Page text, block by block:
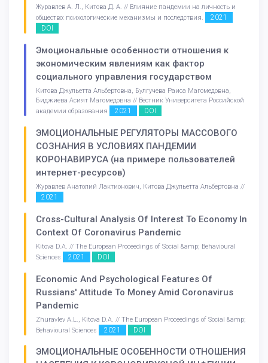
Журавлев А. Л., Китова Д. А. // Влияние пандемии на личность и
общество: психологические механизмы и последствия.
2021
DOI
Эмоциональные особенности отношения к
экономическим явлениям как фактор
социального управления государством
Китова Джульетта Альбертовна, Булгучева Раиса Магомедовна,
Биджиева Асият Магомедовна // Вестник Университета Российской
академии образования
2021 DOI
ЭМОЦИОНАЛЬНЫЕ РЕГУЛЯТОРЫ МАССОВОГО
СОЗНАНИЯ В УСЛОВИЯХ ПАНДЕМИИ
КОРОНАВИРУСА (на примере пользователей
интернет-ресурсов)
Журавлев Анатолий Лактионович, Китова Джульетта Альбертовна //
2021
Cross-Cultural Analysis Of Interest To Economy In
Context Of Coronavirus Pandemic
Kitova D.A. // The European Proceedings of Social &amp; Behavioural
Sciences
2021 DOI
Economic And Psychological Features Of
Russians' Attitude To Money Amid Coronavirus
Pandemic
Zhuravlev A.L., Kitova D.A. // The European Proceedings of Social &amp;
Behavioural Sciences
2021 DOI
ЭМОЦИОНАЛЬНЫЕ ОСОБЕННОСТИ ОТНОШЕНИЯ